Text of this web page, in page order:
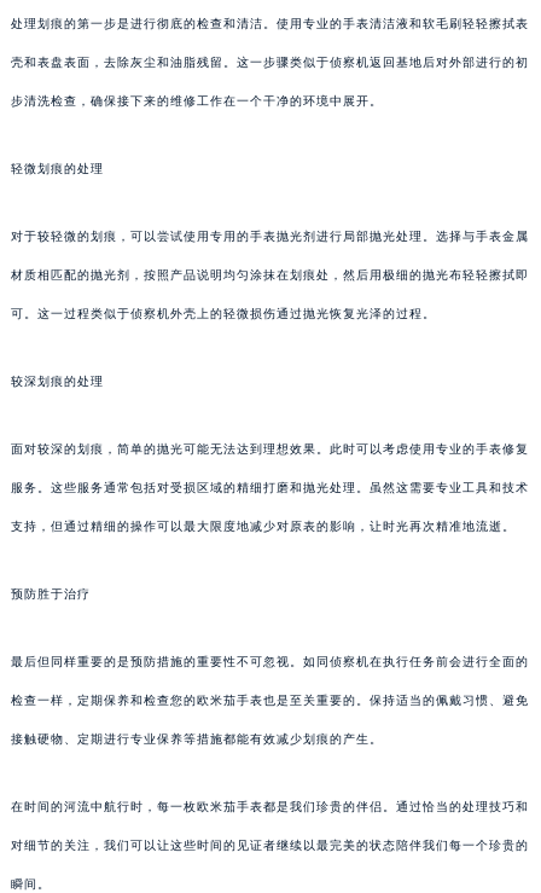
处理划痕的第一步是进行彻底的检查和清洁。使用专业的手表清洁液和软毛刷轻轻擦拭表
壳和表盘表面，去除灰尘和油脂残留。这一步骤类似于侦察机返回基地后对外部进行的初
步清洗检查，确保接下来的维修工作在一个干净的环境中展开。
轻微划痕的处理
对于较轻微的划痕，可以尝试使用专用的手表抛光剂进行局部抛光处理。选择与手表金属
材质相匹配的抛光剂，按照产品说明均匀涂抹在划痕处，然后用极细的抛光布轻轻擦拭即
可。这一过程类似于侦察机外壳上的轻微损伤通过抛光恢复光泽的过程。
较深划痕的处理
面对较深的划痕，简单的抛光可能无法达到理想效果。此时可以考虑使用专业的手表修复
服务。这些服务通常包括对受损区域的精细打磨和抛光处理。虽然这需要专业工具和技术
支持，但通过精细的操作可以最大限度地减少对原表的影响，让时光再次精准地流逝。
预防胜于治疗
最后但同样重要的是预防措施的重要性不可忽视。如同侦察机在执行任务前会进行全面的
检查一样，定期保养和检查您的欧米茄手表也是至关重要的。保持适当的佩戴习惯、避免
接触硬物、定期进行专业保养等措施都能有效减少划痕的产生。
在时间的河流中航行时，每一枚欧米茄手表都是我们珍贵的伴侣。通过恰当的处理技巧和
对细节的关注，我们可以让这些时间的见证者继续以最完美的状态陪伴我们每一个珍贵的
瞬间。